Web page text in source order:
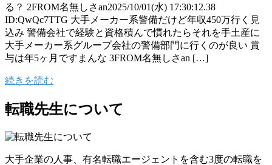
る？ 2FROM名無しさan2025/10/01(水) 17:30:12.38
ID:QwQc7TTG 大手メーカー系警備だけど年収450万行く見
込み 警備会社で経験と資格積んで慣れたらそれを手土産に
大手メーカー系グループ会社の警備部門に行くのが良い 賞
与は年5ヶ月ですまんな 3FROM名無しさan […]
続きを読む
転職先生について
大手企業の人事、有名転職エージェントを含む3度の転職を